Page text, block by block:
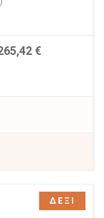
€
ΔΕΞΙ